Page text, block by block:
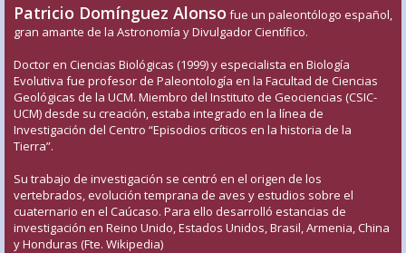
Patricio Domínguez Alonso fue un paleontólogo español,
gran amante de la Astronomía y Divulgador Científico.
Doctor en Ciencias Biológicas (1999) y especialista en Biología
Evolutiva fue profesor de Paleontología en la Facultad de Ciencias
Geológicas de la UCM. Miembro del Instituto de Geociencias (CSIC-
UCM) desde su creación, estaba integrado en la línea de
Investigación del Centro “Episodios críticos en la historia de la
Tierra”.
Su trabajo de investigación se centró en el origen de los
vertebrados, evolución temprana de aves y estudios sobre el
cuaternario en el Caúcaso. Para ello desarrolló estancias de
investigación en Reino Unido, Estados Unidos, Brasil, Armenia, China
y Honduras (Fte. Wikipedia)